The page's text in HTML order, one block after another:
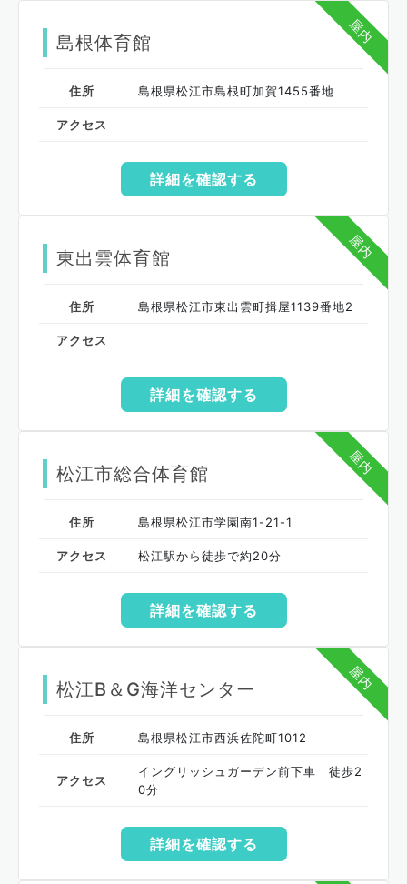
屋内
島根体育館
住所 島根県松江市島根町加賀1455番地
アクセス
詳細を確認する
屋内
東出雲体育館
住所 島根県松江市東出雲町揖屋1139番地2
アクセス
詳細を確認する
屋内
松江市総合体育館
住所 島根県松江市学園南1-21-1
アクセス 松江駅から徒歩で約20分
詳細を確認する
屋内
松江B＆G海洋センター
住所 島根県松江市西浜佐陀町1012
アクセス
イングリッシュガーデン前下車 徒歩2
0分
詳細を確認する